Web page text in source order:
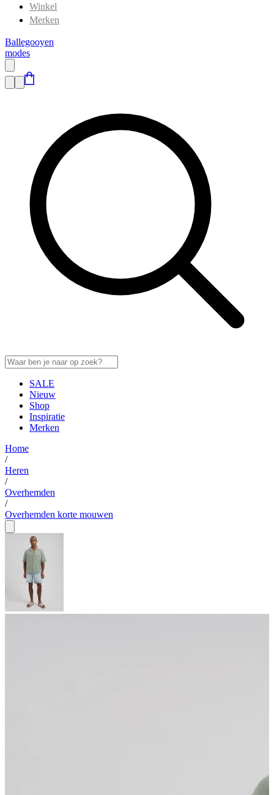
Winkel
Merken
Ballegooyen
modes
SALE
Nieuw
Shop
Inspiratie
Merken
Home
/
Heren
/
Overhemden
/
Overhemden korte mouwen